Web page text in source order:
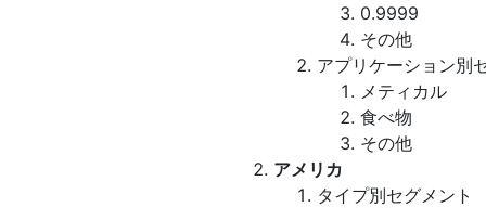
0.9999
その他
アプリケーション別
メティカル
食べ物
その他
アメリカ
タイプ別セグメント